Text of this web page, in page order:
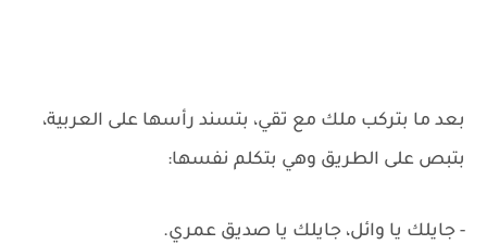
بعد ما بتركب ملك مع تقي، بتسند رأسها على العربية،
بتبص على الطريق وهي بتكلم نفسها:
- جايلك يا وائل، جايلك يا صديق عمري.